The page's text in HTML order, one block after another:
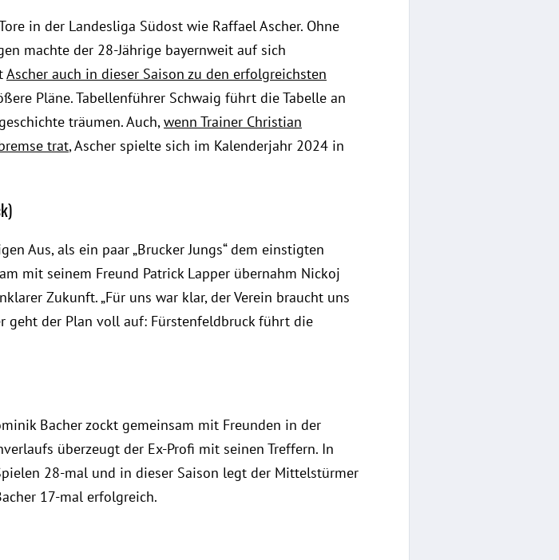
in der Landesliga Südost wie Raffael Ascher. Ohne
machte der 28-Jährige bayernweit auf sich
Ascher auch in dieser Saison zu den erfolgreichsten
Pläne. Tabellenführer Schwaig führt die Tabelle an
träumen. Auch,wenn Trainer Christian
trat, Ascher spielte sich im Kalenderjahr 2024 in
Aus, als ein paar „Brucker Jungs“ dem einstigten
mit seinem Freund Patrick Lapper übernahm Nickoj
Zukunft. „Für uns war klar, der Verein braucht uns
geht der Plan voll auf: Fürstenfeldbruck führt die
Bacher zockt gemeinsam mit Freunden in der
überzeugt der Ex-Profi mit seinen Treffern. In
28-mal und in dieser Saison legt der Mittelstürmer
17-mal erfolgreich.